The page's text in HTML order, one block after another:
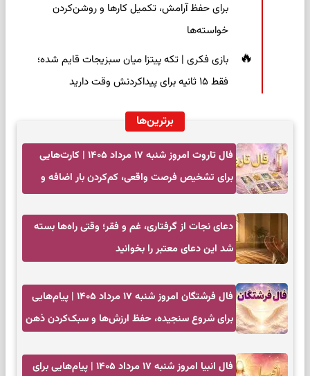
برای حفظ آرامش، تکمیل کارها و روشن‌کردن
خواسته‌ها
بازی فکری | تکه پیتزا میان سبزیجات قایم شده؛
فقط ۱۵ ثانیه برای پیداکردنش وقت دارید
برترین‌ها
فال تاروت امروز شنبه ۱۷ مرداد ۱۴۰۵ | کارت‌هایی
برای تشخیص فرصت واقعی، کم‌کردن بار اضافه و
دعای نجات از گرفتاری، غم و فقر؛ وقتی راه‌ها بسته
شد این دعای معتبر را بخوانید
فال فرشتگان امروز شنبه ۱۷ مرداد ۱۴۰۵ | پیام‌هایی
برای شروع سنجیده، حفظ ارزش‌ها و سبک‌کردن ذهن
فال انبیا امروز شنبه ۱۷ مرداد ۱۴۰۵ | پیام‌هایی برای